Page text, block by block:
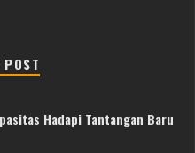
POST
Hadapi Tantangan Baru